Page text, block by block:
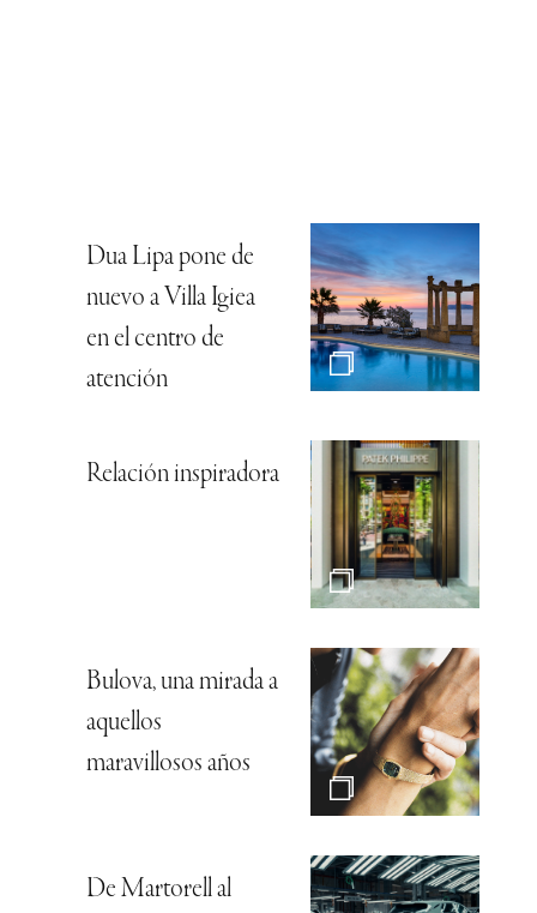
Dua Lipa pone de
nuevo a Villa Igiea
en el centro de
atención
Relación inspiradora
Bulova, una mirada a
aquellos
maravillosos años
De Martorell al